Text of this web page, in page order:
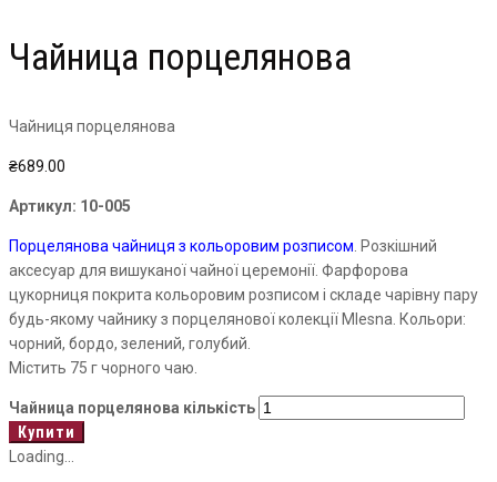
Чайница порцелянова
Чайниця порцелянова
₴689.00
Артикул: 10-005
Порцелянова чайниця з кольоровим розписом. Розкішний
аксесуар для вишуканої чайної церемонії. Фарфорова
цукорниця покрита кольоровим розписом і складе чарівну пару
будь-якому чайнику з порцелянової колекції Mlesna. Кольори:
чорний, бордо, зелений, голубий.
Містить 75 г чорного чаю.
Чайница порцелянова кількість
Купити
Loading...